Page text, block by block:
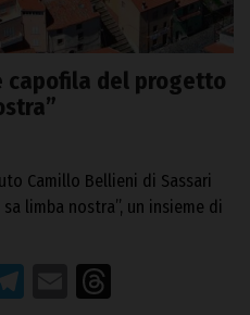
capofila del progetto
Camillo Bellieni di Sassari
limba nostra”, un insieme di
Telegram
Email